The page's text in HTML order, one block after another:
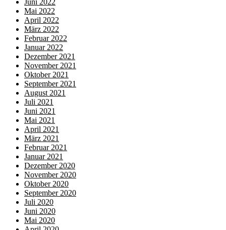
Mai 2022
April 2022
März 2022
Februar 2022
Januar 2022
Dezember 2021
November 2021
Oktober 2021
September 2021
August 2021
Juli 2021
Juni 2021
Mai 2021
April 2021
März 2021
Februar 2021
Januar 2021
Dezember 2020
November 2020
Oktober 2020
September 2020
Juli 2020
Juni 2020
Mai 2020